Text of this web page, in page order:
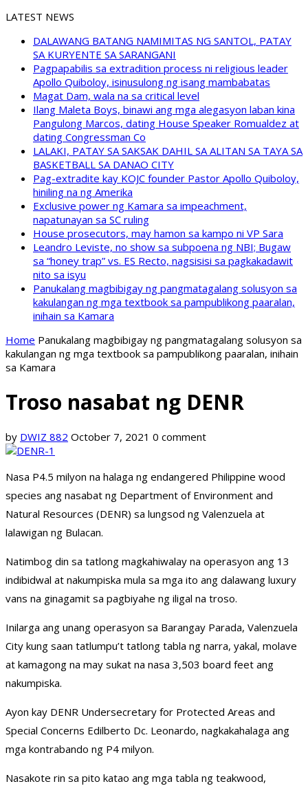
LATEST NEWS
DALAWANG BATANG NAMIMITAS NG SANTOL, PATAY
SA KURYENTE SA SARANGANI
Pagpapabilis sa extradition process ni religious leader
Apollo Quiboloy, isinusulong ng isang mambabatas
Magat Dam, wala na sa critical level
Ilang Maleta Boys, binawi ang mga alegasyon laban kina
Pangulong Marcos, dating House Speaker Romualdez at
dating Congressman Co
LALAKI, PATAY SA SAKSAK DAHIL SA ALITAN SA TAYA SA
BASKETBALL SA DANAO CITY
Pag-extradite kay KOJC founder Pastor Apollo Quiboloy,
hiniling na ng Amerika
Exclusive power ng Kamara sa impeachment,
napatunayan sa SC ruling
House prosecutors, may hamon sa kampo ni VP Sara
Leandro Leviste, no show sa subpoena ng NBI; Bugaw
sa “honey trap” vs. ES Recto, nagsisisi sa pagkakadawit
nito sa isyu
Panukalang magbibigay ng pangmatagalang solusyon sa
kakulangan ng mga textbook sa pampublikong paaralan,
inihain sa Kamara
Home Panukalang magbibigay ng pangmatagalang solusyon sa
kakulangan ng mga textbook sa pampublikong paaralan, inihain
sa Kamara
Troso nasabat ng DENR
by DWIZ 882 October 7, 2021 0 comment
Nasa P4.5 milyon na halaga ng endangered Philippine wood
species ang nasabat ng Department of Environment and
Natural Resources (DENR) sa lungsod ng Valenzuela at
lalawigan ng Bulacan.
Natimbog din sa tatlong magkahiwalay na operasyon ang 13
indibidwal at nakumpiska mula sa mga ito ang dalawang luxury
vans na ginagamit sa pagbiyahe ng iligal na troso.
Inilarga ang unang operasyon sa Barangay Parada, Valenzuela
City kung saan tatlumpu’t tatlong tabla ng narra, yakal, molave
at kamagong na may sukat na nasa 3,503 board feet ang
nakumpiska.
Ayon kay DENR Undersecretary for Protected Areas and
Special Concerns Edilberto Dc. Leonardo, nagkakahalaga ang
mga kontrabando ng P4 milyon.
Nasakote rin sa pito katao ang mga tabla ng teakwood,